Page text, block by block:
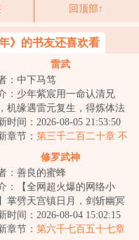
回顶部↑
》的书友还喜欢看
雷武
：中下马笃
：少年紫宸用一命认清兄
机缘遇雷元复生，得炼体法
踏上强者之路。雷电淬圣
造化铸天途！以...
时间：2026-08-05 21:53:50
章节： 第三千二百二十章 不
修罗武神
：善良的蜜蜂
：【全网超火爆的网络小
掌劈天宫镇日月，剑斩幽冥
霄，世间凡人万万亿，修罗
我最狂！本天...
时间：2026-08-04 15:02:15
章节： 第六千七百五十七章